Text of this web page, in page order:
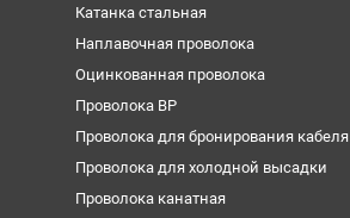
Катанка стальная
Наплавочная проволока
Оцинкованная проволока
Проволока ВР
Проволока для бронирования кабеля
Проволока для холодной высадки
Проволока канатная